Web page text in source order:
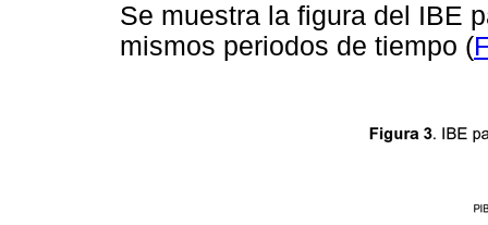
Se muestra la figura del IBE
mismos periodos de tiempo (